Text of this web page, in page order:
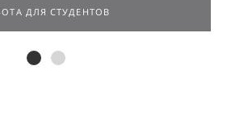
ДЛЯ СТУДЕНТОВ